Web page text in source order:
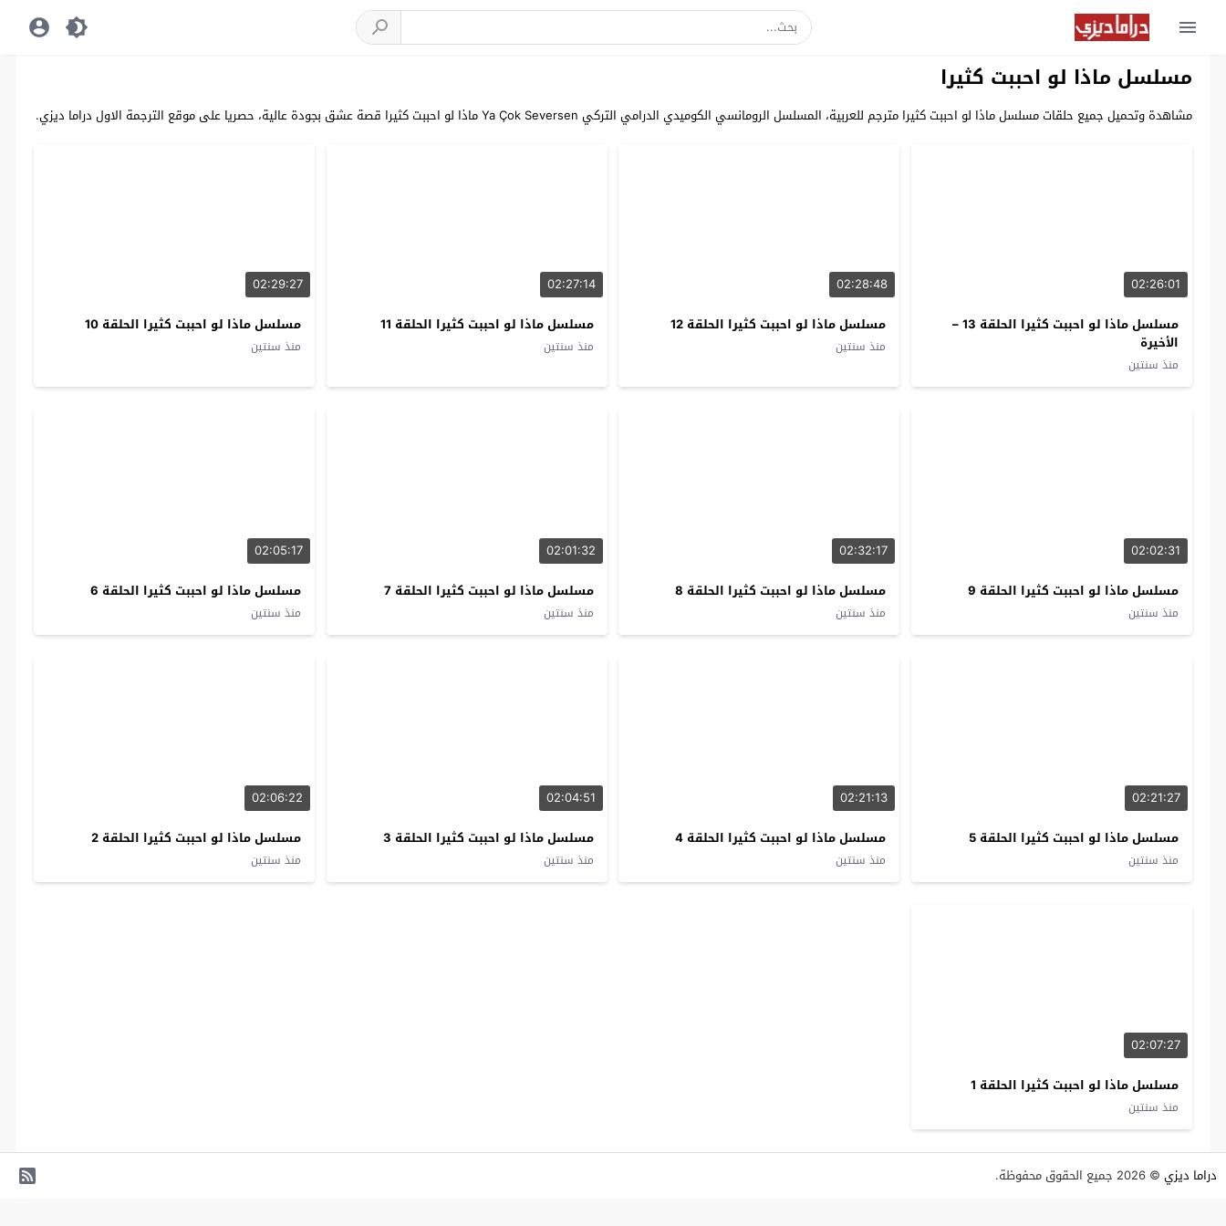
مسلسل ماذا لو احببت كثيرا
مشاهدة وتحميل جميع حلقات مسلسل ماذا لو احببت كثيرا مترجم للعربية، المسلسل الرومانسي الكوميدي الدرامي التركي Ya Çok Seversen ماذا لو احببت كثيرا قصة عشق بجودة عالية، حصريا على موقع الترجمة الاول دراما ديزي.
02:26:01
مسلسل ماذا لو احببت كثيرا الحلقة 13 –
الأخيرة
منذ سنتين
02:28:48
مسلسل ماذا لو احببت كثيرا الحلقة 12
منذ سنتين
02:27:14
مسلسل ماذا لو احببت كثيرا الحلقة 11
منذ سنتين
02:29:27
مسلسل ماذا لو احببت كثيرا الحلقة 10
منذ سنتين
02:02:31
مسلسل ماذا لو احببت كثيرا الحلقة 9
منذ سنتين
02:32:17
مسلسل ماذا لو احببت كثيرا الحلقة 8
منذ سنتين
02:01:32
مسلسل ماذا لو احببت كثيرا الحلقة 7
منذ سنتين
02:05:17
مسلسل ماذا لو احببت كثيرا الحلقة 6
منذ سنتين
02:21:27
مسلسل ماذا لو احببت كثيرا الحلقة 5
منذ سنتين
02:21:13
مسلسل ماذا لو احببت كثيرا الحلقة 4
منذ سنتين
02:04:51
مسلسل ماذا لو احببت كثيرا الحلقة 3
منذ سنتين
02:06:22
مسلسل ماذا لو احببت كثيرا الحلقة 2
منذ سنتين
02:07:27
مسلسل ماذا لو احببت كثيرا الحلقة 1
منذ سنتين
دراما ديزي © 2026 جميع الحقوق محفوظة.